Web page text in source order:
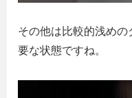
その他は比較的浅め
要な状態ですね。